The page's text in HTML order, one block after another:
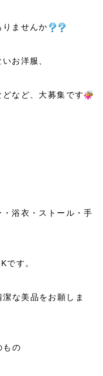
ませんか
お洋服、
など、大募集です
浴衣・ストール・手
す。
な美品をお願しま
もの